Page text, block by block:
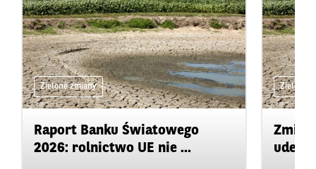
Zielone zmiany
Raport Banku Światowego
2026: rolnictwo UE nie ...
Zielone